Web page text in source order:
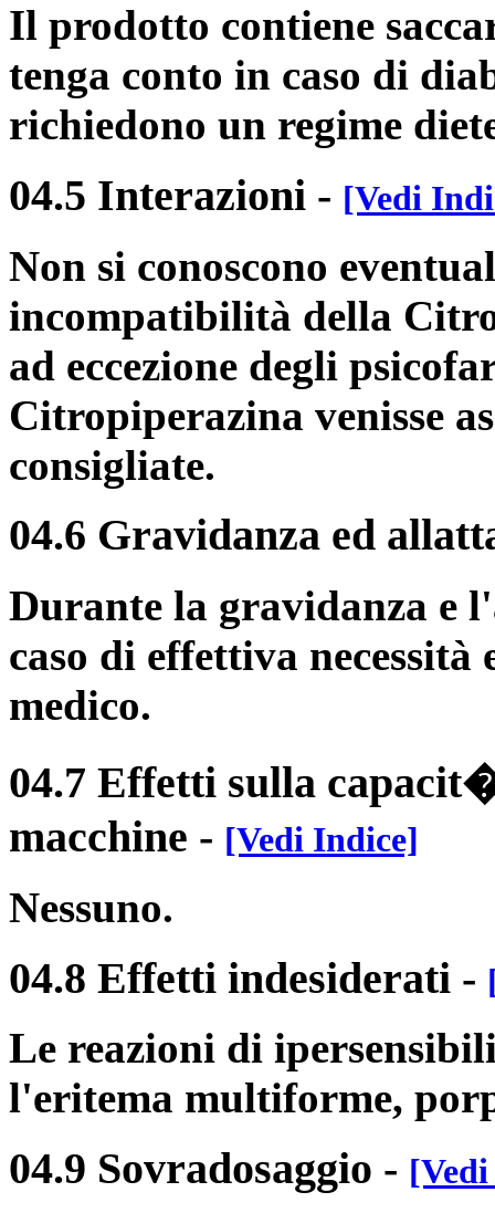
Il prodotto contiene
tenga conto in caso di
richiedono un regime
04.5 Interazioni - [Vedi
Non si conoscono
incompatibilità della
ad eccezione degli
Citropiperazina venisse
consigliate.
04.6 Gravidanza ed
Durante la gravidanza e
caso di effettiva
medico.
04.7 Effetti sulla
macchine - [Vedi Indice]
Nessuno.
04.8 Effetti indesiderati -
Le reazioni di
l'eritema multiforme,
04.9 Sovradosaggio -